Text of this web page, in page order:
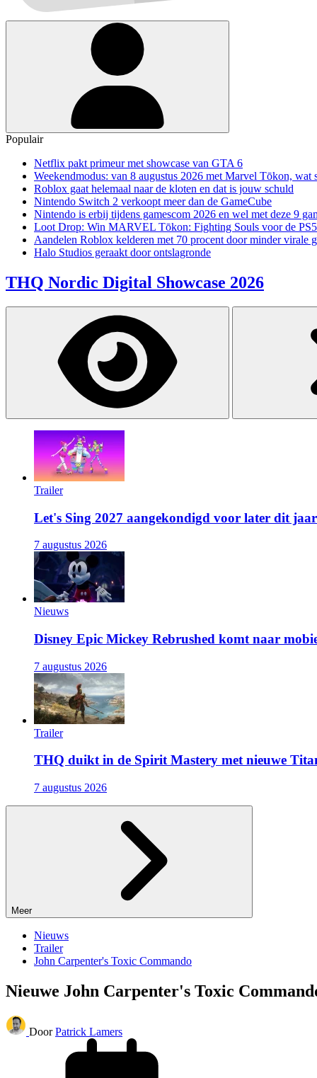
Populair
Netflix pakt primeur met showcase van GTA 6
Weekendmodus: van 8 augustus 2026 met Marvel Tōkon, wat
Roblox gaat helemaal naar de kloten en dat is jouw schuld
Nintendo Switch 2 verkoopt meer dan de GameCube
Nintendo is erbij tijdens gamescom 2026 en wel met deze 9
Loot Drop: Win MARVEL Tōkon: Fighting Souls voor de PS5
Aandelen Roblox kelderen met 70 procent door minder virale
Halo Studios geraakt door ontslagronde
THQ Nordic Digital Showcase 2026
Trailer
Let's Sing 2027 aangekondigd voor later dit jaar
7 augustus 2026
Nieuws
Disney Epic Mickey Rebrushed komt naar
7 augustus 2026
Trailer
THQ duikt in de Spirit Mastery met nieuwe
7 augustus 2026
Meer
Nieuws
Trailer
John Carpenter's Toxic Commando
Nieuwe John Carpenter's Toxic
Door Patrick Lamers